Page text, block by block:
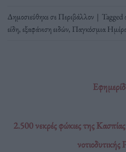
Δημοσιεύθηκε σεΠεριβάλλον | Tagged
είδη, εξαφάνιση ειδών, Παγκόσμια
2.500 νεκρές φώκιες της
νοτιοδυτικής